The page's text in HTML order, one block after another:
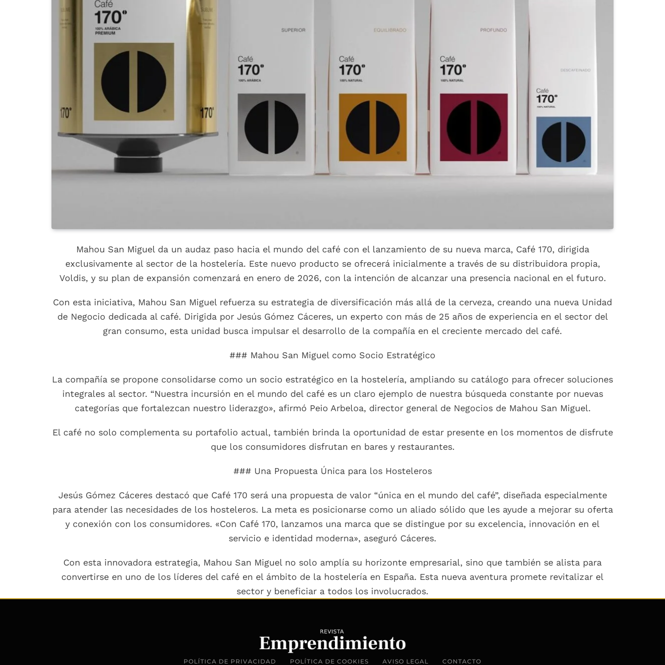
Mahou San Miguel da un audaz paso hacia el mundo del café con el lanzamiento de su nueva marca, Café 170, dirigida
exclusivamente al sector de la hostelería. Este nuevo producto se ofrecerá inicialmente a través de su distribuidora propia,
Voldis, y su plan de expansión comenzará en enero de 2026, con la intención de alcanzar una presencia nacional en el futuro.
Con esta iniciativa, Mahou San Miguel refuerza su estrategia de diversificación más allá de la cerveza, creando una nueva Unidad
de Negocio dedicada al café. Dirigida por Jesús Gómez Cáceres, un experto con más de 25 años de experiencia en el sector del
gran consumo, esta unidad busca impulsar el desarrollo de la compañía en el creciente mercado del café.
### Mahou San Miguel como Socio Estratégico
La compañía se propone consolidarse como un socio estratégico en la hostelería, ampliando su catálogo para ofrecer soluciones
integrales al sector. “Nuestra incursión en el mundo del café es un claro ejemplo de nuestra búsqueda constante por nuevas
categorías que fortalezcan nuestro liderazgo», afirmó Peio Arbeloa, director general de Negocios de Mahou San Miguel.
El café no solo complementa su portafolio actual, también brinda la oportunidad de estar presente en los momentos de disfrute
que los consumidores disfrutan en bares y restaurantes.
### Una Propuesta Única para los Hosteleros
Jesús Gómez Cáceres destacó que Café 170 será una propuesta de valor “única en el mundo del café”, diseñada especialmente
para atender las necesidades de los hosteleros. La meta es posicionarse como un aliado sólido que les ayude a mejorar su oferta
y conexión con los consumidores. «Con Café 170, lanzamos una marca que se distingue por su excelencia, innovación en el
servicio e identidad moderna», aseguró Cáceres.
Con esta innovadora estrategia, Mahou San Miguel no solo amplía su horizonte empresarial, sino que también se alista para
convertirse en uno de los líderes del café en el ámbito de la hostelería en España. Esta nueva aventura promete revitalizar el
sector y beneficiar a todos los involucrados.
POLÍTICA DE PRIVACIDAD POLÍTICA DE COOKIES AVISO LEGAL CONTACTO